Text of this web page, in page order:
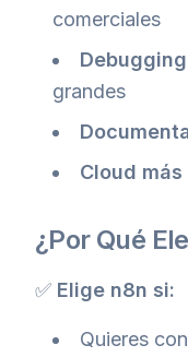
comerciales
grandes
Cloud
¿Por Qué
✅ Elige n8n si:
Quieres